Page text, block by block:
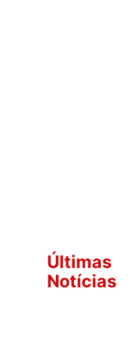
Últimas
Notícias